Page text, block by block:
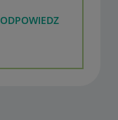
ODPOWIEDZ